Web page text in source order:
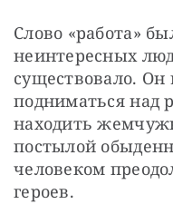
Слово «работа»
неинтересных
существовало. Он
подниматься над
находить
постылой
человеком
героев.